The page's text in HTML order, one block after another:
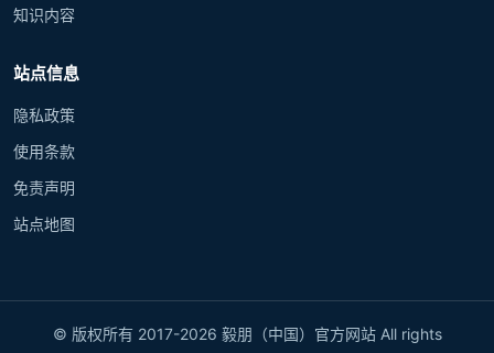
知识内容
站点信息
隐私政策
使用条款
免责声明
站点地图
© 版权所有 2017-2026 毅朋（中国）官方网站 All rights